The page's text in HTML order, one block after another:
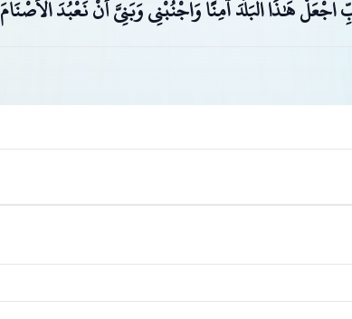
اجْعَلْ هَٰذَا الْبَلَدَ آمِنًا وَاجْنُبْنِي وَبَنِيَّ أَنْ نَعْبُدَ الْأَصْنَامَ